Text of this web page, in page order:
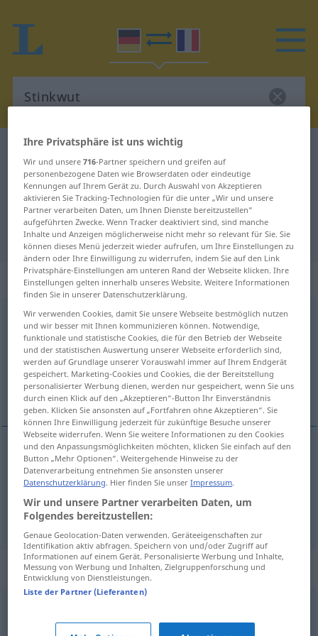
Deutsch-Französisch Wörterbuch
Deutsch-Französisch Übersetzung
für "Stinkwut"
"Stinkwut" Französisch Übersetzung
„Stinkwut“: Femininum
Stinkwutf UMG
Übersicht aller Übersetzungen
(Für mehr Details die Übersetzung anklicken/antippen)
être furax...
Beispiele
eine Stinkwuthabenauf jemanden UMG
êtrefurax , enrogne (contreqn)
Synonyme für "Stinkwut"
Ihre Privatsphäre ist uns wichtig
Wir und unsere716-Partner speichern und greifen auf
personenbezogene Daten wie Browserdaten oder eindeutige
Kennungen auf Ihrem Gerät zu. Durch Auswahl von Akzeptieren
aktivieren Sie Tracking-Technologien für die unter „Wir und unsere
Partner verarbeiten Daten, um Ihnen Dienste bereitzustellen“
aufgeführten Zwecke. Wenn Tracker deaktiviert sind, sind manche
Inhalte und Anzeigen möglicherweise nicht mehr so relevant für Sie. Sie
können dieses Menü jederzeit wieder aufrufen, um Ihre Einstellungen zu
ändern oder Ihre Einwilligung zu widerrufen, indem Sie auf den Link
Privatsphäre-Einstellungen am unteren Rand der Webseite klicken. Ihre
Einstellungen gelten innerhalb unseres Website. Weitere Informationen
finden Sie in unserer Datenschutzerklärung.
Wir verwenden Cookies, damit Sie unsere Webseite bestmöglich nutzen
und wir besser mit Ihnen kommunizieren können. Notwendige,
funktionale und statistische Cookies, die für den Betrieb der Webseite
und der statistischen Auswertung unserer Webseite erforderlich sind,
werden auf Grundlage unserer Vorauswahl immer auf Ihrem Endgerät
gespeichert. Marketing-Cookies und Cookies, die der Bereitstellung
personalisierter Werbung dienen, werden nur gespeichert, wenn Sie uns
durch einen Klick auf den „Akzeptieren“-Button Ihr Einverständnis
geben. Klicken Sie ansonsten auf „Fortfahren ohne Akzeptieren“. Sie
können Ihre Einwilligung jederzeit für zukünftige Besuche unserer
Webseite widerrufen. Wenn Sie weitere Informationen zu den Cookies
und den Anpassungsmöglichkeiten möchten, klicken Sie einfach auf den
Button „Mehr Optionen“. Weitergehende Hinweise zu der
Datenverarbeitung entnehmen Sie ansonsten unserer
Datenschutzerklärung. Hier finden Sie unserImpressum.
Wir und unsere Partner verarbeiten Daten, um
Folgendes bereitzustellen:
Genaue Geolocation-Daten verwenden. Geräteeigenschaften zur
Identifikation aktiv abfragen. Speichern von und/oder Zugriff auf
Informationen auf einem Gerät. Personalisierte Werbung und Inhalte,
Messung von Werbung und Inhalten, Zielgruppenforschung und
Entwicklung von Dienstleistungen.
Liste der Partner (Lieferanten)